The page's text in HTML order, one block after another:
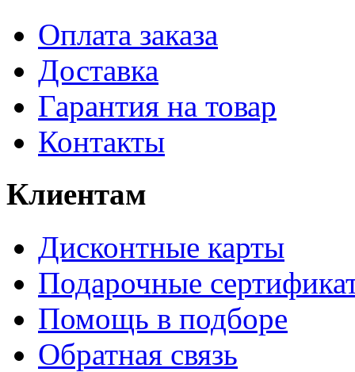
Оплата заказа
Доставка
Гарантия на товар
Контакты
Клиентам
Дисконтные карты
Подарочные
Помощь в подборе
Обратная связь